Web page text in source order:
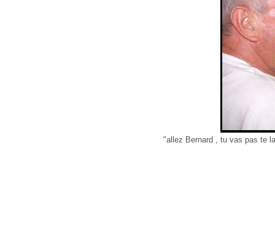
"allez Bernard , tu vas pas te